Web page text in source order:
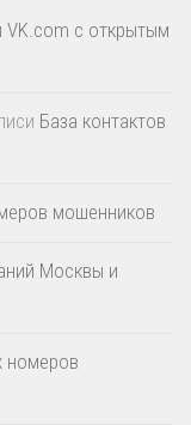
VK.com с открытым
База контактов
мошенников
Москвы и
номеров